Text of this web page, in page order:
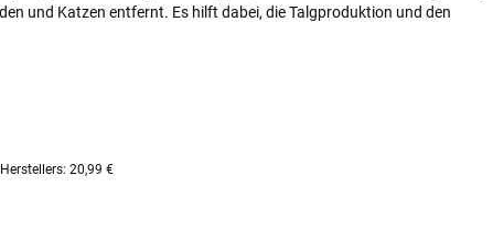
und Katzen entfernt. Es hilft dabei, die Talgproduktion und den
: 20,99 €